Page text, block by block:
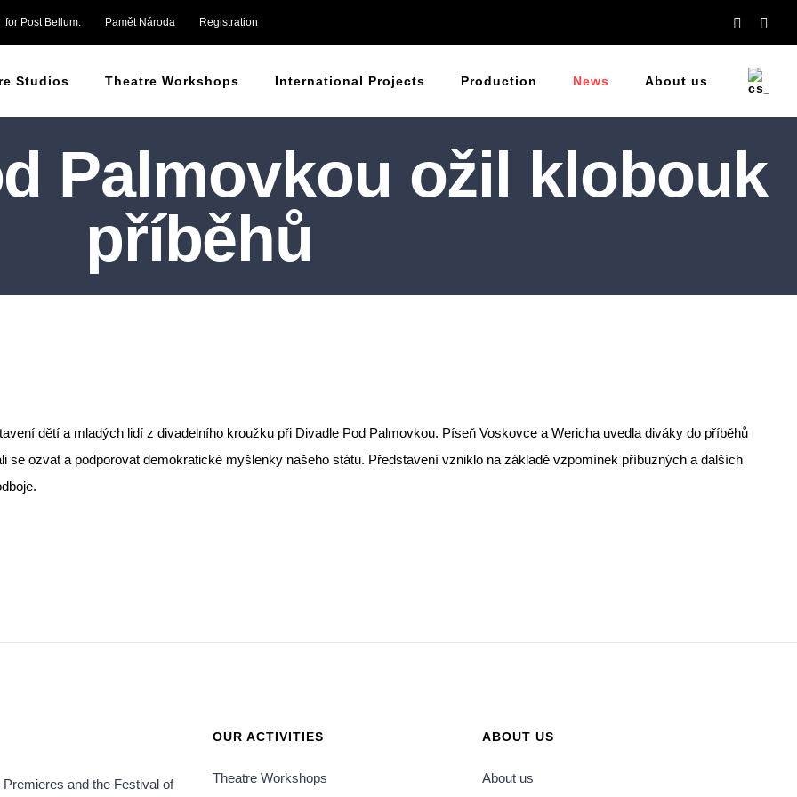
for Post Bellum. Pamět Národa Registration Facebook
Studios Theatre Workshops International Projects Production News About us
Palmovkou ožil klobouk
příběhů
dětí a mladých lidí z divadelního kroužku při Divadle Pod Palmovkou. Píseň Voskovce a Wericha uvedla diváky do příběhů
se ozvat a podporovat demokratické myšlenky našeho státu. Představení vzniklo na základě vzpomínek příbuzných a dalších
Premieres and the Festival of
OUR ACTIVITIES
Theatre Workshops
ABOUT US
About us